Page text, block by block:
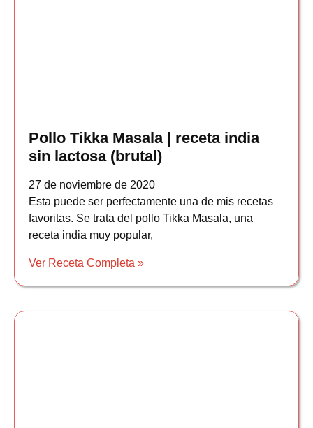
Pollo Tikka Masala | receta india
sin lactosa (brutal)
27 de noviembre de 2020
Esta puede ser perfectamente una de mis recetas
favoritas. Se trata del pollo Tikka Masala, una
receta india muy popular,
Ver Receta Completa »